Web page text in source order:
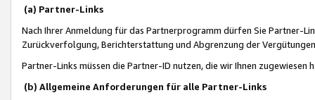
(a) Partner-Links
Nach Ihrer Anmeldung für das Partnerprogramm dürfen Sie Partner-
Zurückverfolgung, Berichterstattung und Abgrenzung der
Partner-Links müssen die Partner-ID nutzen, die wir Ihnen zugewiesen
(b) Allgemeine Anforderungen für alle Partner-Links